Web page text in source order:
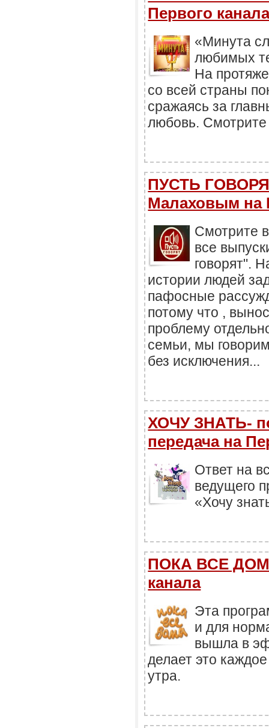
Первого
«Минута
любимых
На
со всей страны
сражаясь за
любовь. Смотрите
ПУСТЬ
Малаховым на
Смотрите
все
говорят".
истории людей
пафосные
потому что ,
проблему
семьи, мы
без исключения...
ХОЧУ ЗНАТЬ-
передача на
Ответ на
ведущего
«Хочу
ПОКА ВСЕ
канала
Эта
и для
вышла в
делает это
утра.